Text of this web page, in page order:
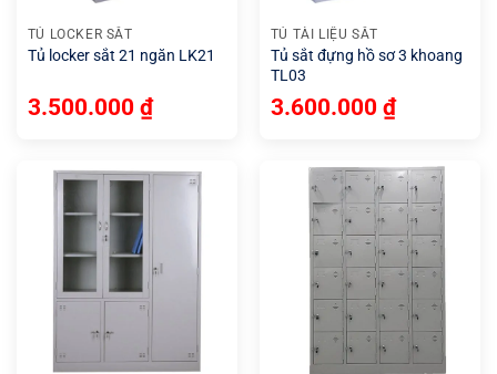
TỦ LOCKER SẮT
Tủ locker sắt 21 ngăn LK21
3.500.000 ₫
TỦ TÀI LIỆU SẮT
Tủ sắt đựng hồ sơ 3 khoang
TL03
3.600.000 ₫